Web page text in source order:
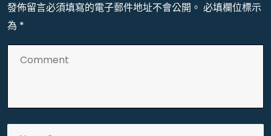
發佈留言必須填寫的電子郵件地址不會公開。 必填欄位標示
為 *